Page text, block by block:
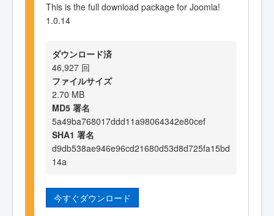
This is the full download package for Joomla!
1.0.14
ダウンロード済
46,927 回
ファイルサイズ
2.70 MB
MD5 署名
5a49ba768017ddd11a98064342e80cef
SHA1 署名
d9db538ae946e96cd21680d53d8d725fa15bd
14a
今すぐダウンロード